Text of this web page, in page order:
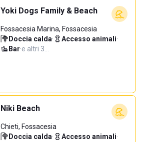
Yoki Dogs Family & Beach
Fossacesia Marina, Fossacesia
Doccia calda· Accesso animali·
Bar·e altri 3…
Niki Beach
Chieti, Fossacesia
Doccia calda· Accesso animali·